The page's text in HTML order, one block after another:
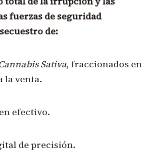
fuerzas de seguridad
de:
Sativa, fraccionados en
la venta.
efectivo.
de precisión.